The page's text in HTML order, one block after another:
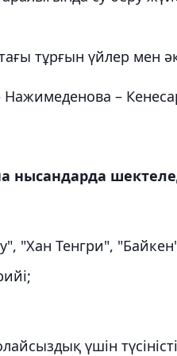
тұрғын үйлер мен
–
нысандарда
"Хан Тенгри",
үшін